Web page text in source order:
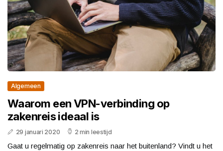
Algemeen
Waarom een VPN-verbinding op
zakenreis ideaal is
29 januari 2020 2 min leestijd
Gaat u regelmatig op zakenreis naar het buitenland? Vindt u het